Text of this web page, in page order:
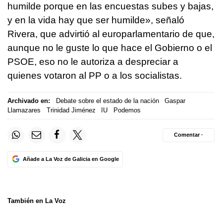
humilde porque en las encuestas subes y bajas,
y en la vida hay que ser humilde», señaló
Rivera, que advirtió al europarlamentario de que,
aunque no le guste lo que hace el Gobierno o el
PSOE, eso no le autoriza a despreciar a
quienes votaron al PP o a los socialistas.
Archivado en: Debate sobre el estado de la nación
Gaspar
Llamazares
Trinidad Jiménez IU Podemos
Añade a La Voz de Galicia en Google
Comentar ·
También en La Voz